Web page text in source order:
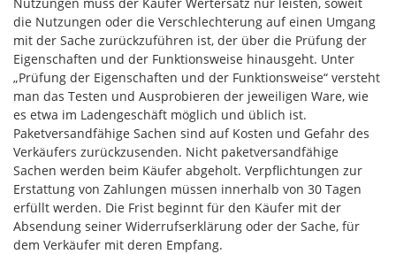
die Nutzungen oder die Verschlechterung auf einen Umgang
mit der Sache zurückzuführen ist, der über die Prüfung der
Eigenschaften und der Funktionsweise hinausgeht. Unter
„Prüfung der Eigenschaften und der Funktionsweise“ versteht
man das Testen und Ausprobieren der jeweiligen Ware, wie
es etwa im Ladengeschäft möglich und üblich ist.
Paketversandfähige Sachen sind auf Kosten und Gefahr des
Verkäufers zurückzusenden. Nicht paketversandfähige
Sachen werden beim Käufer abgeholt. Verpflichtungen zur
Erstattung von Zahlungen müssen innerhalb von 30 Tagen
erfüllt werden. Die Frist beginnt für den Käufer mit der
Absendung seiner Widerrufserklärung oder der Sache, für
dem Verkäufer mit deren Empfang.